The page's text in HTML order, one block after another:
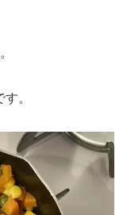
。